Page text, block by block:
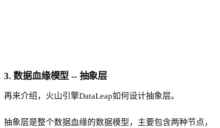
3. 数据血缘模型 -- 抽象层
再来介绍，火山引擎DataLeap如何设计抽象层。
抽象层是整个数据血缘的数据模型，主要包含两种节点，